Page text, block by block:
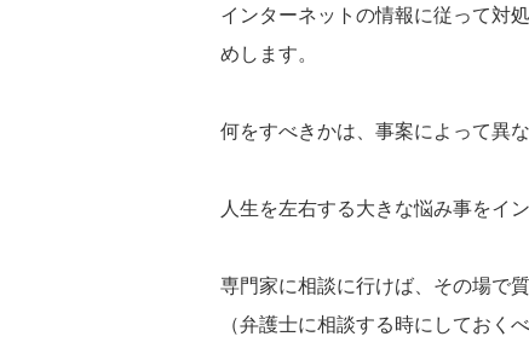
インターネットの情報に従って対
めします。
何をすべきかは、事案によって異
人生を左右する大きな悩み事をイ
専門家に相談に行けば、その場で
（弁護士に相談する時にしておく